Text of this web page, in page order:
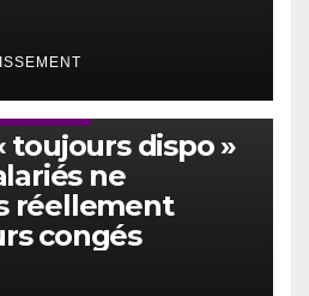
toujours dispo »
ne
réellement
congés